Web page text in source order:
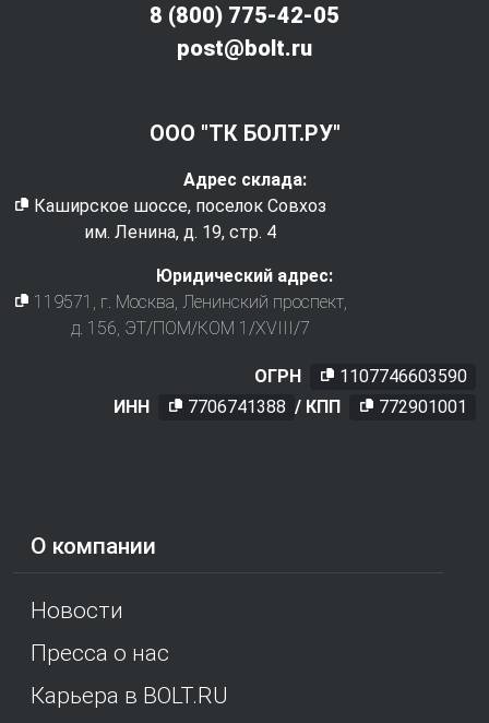
О компании
Новости
Пресса о нас
Карьера в BOLT.RU
8 (800) 775-42-05
post@bolt.ru
ООО "ТК БОЛТ.РУ"
Адрес склада:
Каширское шоссе, поселок Совхоз
им. Ленина, д. 19, стр. 4
Юридический адрес:
119571
, г. Москва Ленинский проспект,
д. 156, ЭТ/ПОМ/КОМ 1/XVIII/7
ОГРН
1107746603590
ИНН
7706741388 / КПП 772901001